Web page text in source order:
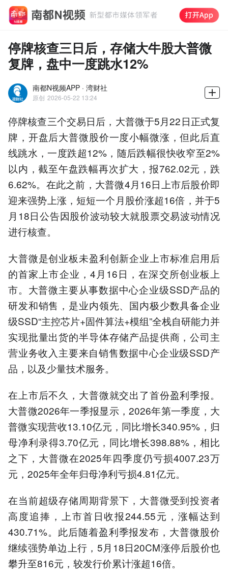
停牌核查三日后，存储大牛股大普微
复牌，盘中一度跳水12%
南都N视频APP · 湾财社
原创 2026-05-22 13:24
停牌核查三个交易日后，大普微于5月22日正式复
牌，开盘后大普微股价一度小幅微涨，但此后直
线跳水，一度跌超12%，随后跌幅很快收窄至2%
以内，截至午盘跌幅再次扩大，报762.02元，跌
6.62%。在此之前，大普微4月16日上市后股价即
迎来强势上涨，短短一个月股价涨超16倍，并于5
月18日公告因股价波动较大就股票交易波动情况
进行核查。
大普微是创业板未盈利创新企业上市标准启用后
的首家上市企业，4月16日，在深交所创业板上
市。大普微主要从事数据中心企业级SSD产品的
研发和销售，是业内领先、国内极少数具备企业
级SSD“主控芯片+固件算法+模组”全栈自研能力并
实现批量出货的半导体存储产品提供商，公司主
营业务收入主要来自销售数据中心企业级SSD产
品，以及少量技术服务。
在上市后不久，大普微就交出了首份盈利季报。
大普微2026年一季报显示，2026年第一季度，大
普微实现营收13.10亿元，同比增长340.95%，归
母净利录得3.70亿元，同比增长398.88%，相比
之下，大普微在2025年四季度仍亏损4007.23万
元，2025年全年归母净利亏损4.81亿元。
在当前超级存储周期背景下，大普微受到投资者
高度追捧，上市首日收报244.55元，涨幅达到
430.71%。此后随着盈利季报发布，大普微股价
继续强势单边上行，5月18日20CM涨停后股价也
攀升至816元，较发行价累计涨超16倍。